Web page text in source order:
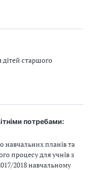
старшого
потребами:
планів та
процесу для учнів з
2018 навчальному